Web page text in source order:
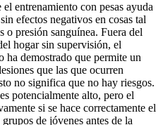
entrenamiento con pesas ayuda
efectos negativos en cosas tal
o presión sanguínea. Fuera del
hogar sin supervisión, el
ha demostrado que permite un
que las que ocurren
no significa que no hay riesgos.
potencialmente alto, pero el
si se hace correctamente el
de jóvenes antes de la